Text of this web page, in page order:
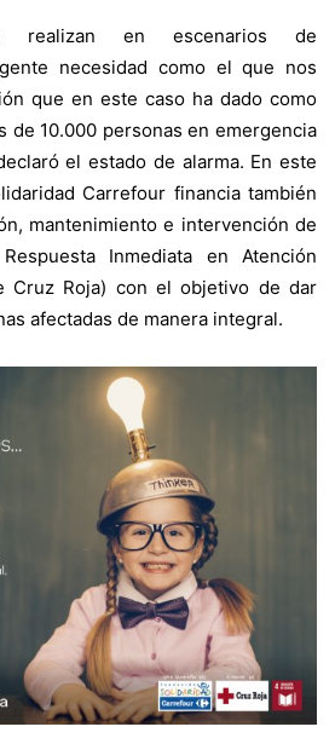
realizan en escenarios de
necesidad como el que nos
que en este caso ha dado como
de 10.000 personas en emergencia
el estado de alarma. En este
Carrefour financia también
mantenimiento e intervención de
Inmediata en Atención
Cruz Roja) con el objetivo de dar
afectadas de manera integral.